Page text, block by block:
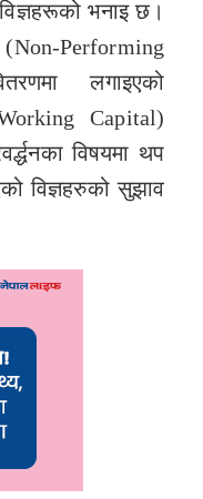
भनाइ छ।
(Non-Performing
लगाइएको
Capital)
विषयमा थप
विज्ञहरुको सुझाव